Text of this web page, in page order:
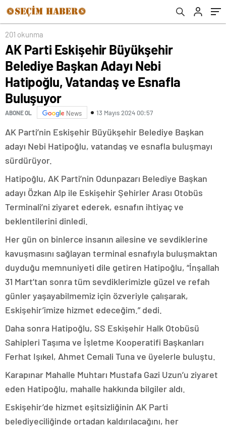
Esnafla Buluşuyor
201 okunma
AK Parti Eskişehir Büyükşehir
Belediye Başkan Adayı Nebi
Hatipoğlu, Vatandaş ve Esnafla
Buluşuyor
ABONE OL News 13 Mayıs 2024 00:57
AK Parti’nin Eskişehir Büyükşehir Belediye Başkan
adayı Nebi Hatipoğlu, vatandaş ve esnafla buluşmayı
sürdürüyor.
Hatipoğlu, AK Parti’nin Odunpazarı Belediye Başkan
adayı Özkan Alp ile Eskişehir Şehirler Arası Otobüs
Terminali’ni ziyaret ederek, esnafın ihtiyaç ve
beklentilerini dinledi.
Her gün on binlerce insanın ailesine ve sevdiklerine
kavuşmasını sağlayan terminal esnafıyla buluşmaktan
duyduğu memnuniyeti dile getiren Hatipoğlu, “İnşallah
31 Mart’tan sonra tüm sevdiklerimizle güzel ve refah
günler yaşayabilmemiz için özveriyle çalışarak,
Eskişehir’imize hizmet edeceğim.” dedi.
Daha sonra Hatipoğlu, SS Eskişehir Halk Otobüsü
Sahipleri Taşıma ve İşletme Kooperatifi Başkanları
Ferhat Işıkel, Ahmet Cemali Tuna ve üyelerle buluştu.
Karapınar Mahalle Muhtarı Mustafa Gazi Uzun’u ziyaret
eden Hatipoğlu, mahalle hakkında bilgiler aldı.
Eskişehir’de hizmet eşitsizliğinin AK Parti
belediyeciliğinde ortadan kaldırılacağını, her